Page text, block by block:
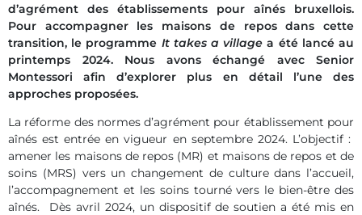
d’agrément des établissements pour aînés bruxellois.
Pour accompagner les maisons de repos dans cette
transition, le programme It takes a village a été lancé au
printemps 2024. Nous avons échangé avec Senior
Montessori afin d’explorer plus en détail l’une des
approches proposées.
La réforme des normes d’agrément pour établissement pour
aînés est entrée en vigueur en septembre 2024. L’objectif :
amener les maisons de repos (MR) et maisons de repos et de
soins (MRS) vers un changement de culture dans l’accueil,
l’accompagnement et les soins tourné vers le bien-être des
aînés. Dès avril 2024, un dispositif de soutien a été mis en